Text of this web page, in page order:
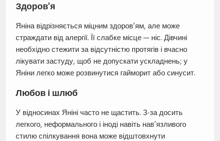
Здоров’я
Яніна відрізняється міцним здоров’ям, але може
страждати від алергії. Її слабке місце — ніс. Дівчині
необхідно стежити за відсутністю протягів і вчасно
лікувати застуду, щоб не допускати ускладнень; у
Яніни легко може розвинутися гайморит або синусит.
Любов і шлюб
У відносинах Яніні часто не щастить. З-за досить
легкого, неформального і іноді навіть нав’язливого
стилю спілкування вона може відштовхнути